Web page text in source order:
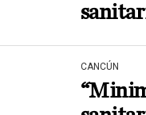
CANCÚN